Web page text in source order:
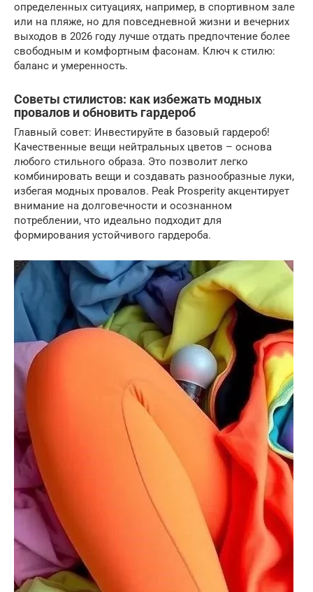
определенных ситуациях, например, в спортивном зале
или на пляже, но для повседневной жизни и вечерних
выходов в 2026 году лучше отдать предпочтение более
свободным и комфортным фасонам. Ключ к стилю:
баланс и умеренность.
Советы стилистов: как избежать модных
провалов и обновить гардероб
Главный совет: Инвестируйте в базовый гардероб!
Качественные вещи нейтральных цветов – основа
любого стильного образа. Это позволит легко
комбинировать вещи и создавать разнообразные луки,
избегая модных провалов. Peak Prosperity акцентирует
внимание на долговечности и осознанном
потреблении, что идеально подходит для
формирования устойчивого гардероба.